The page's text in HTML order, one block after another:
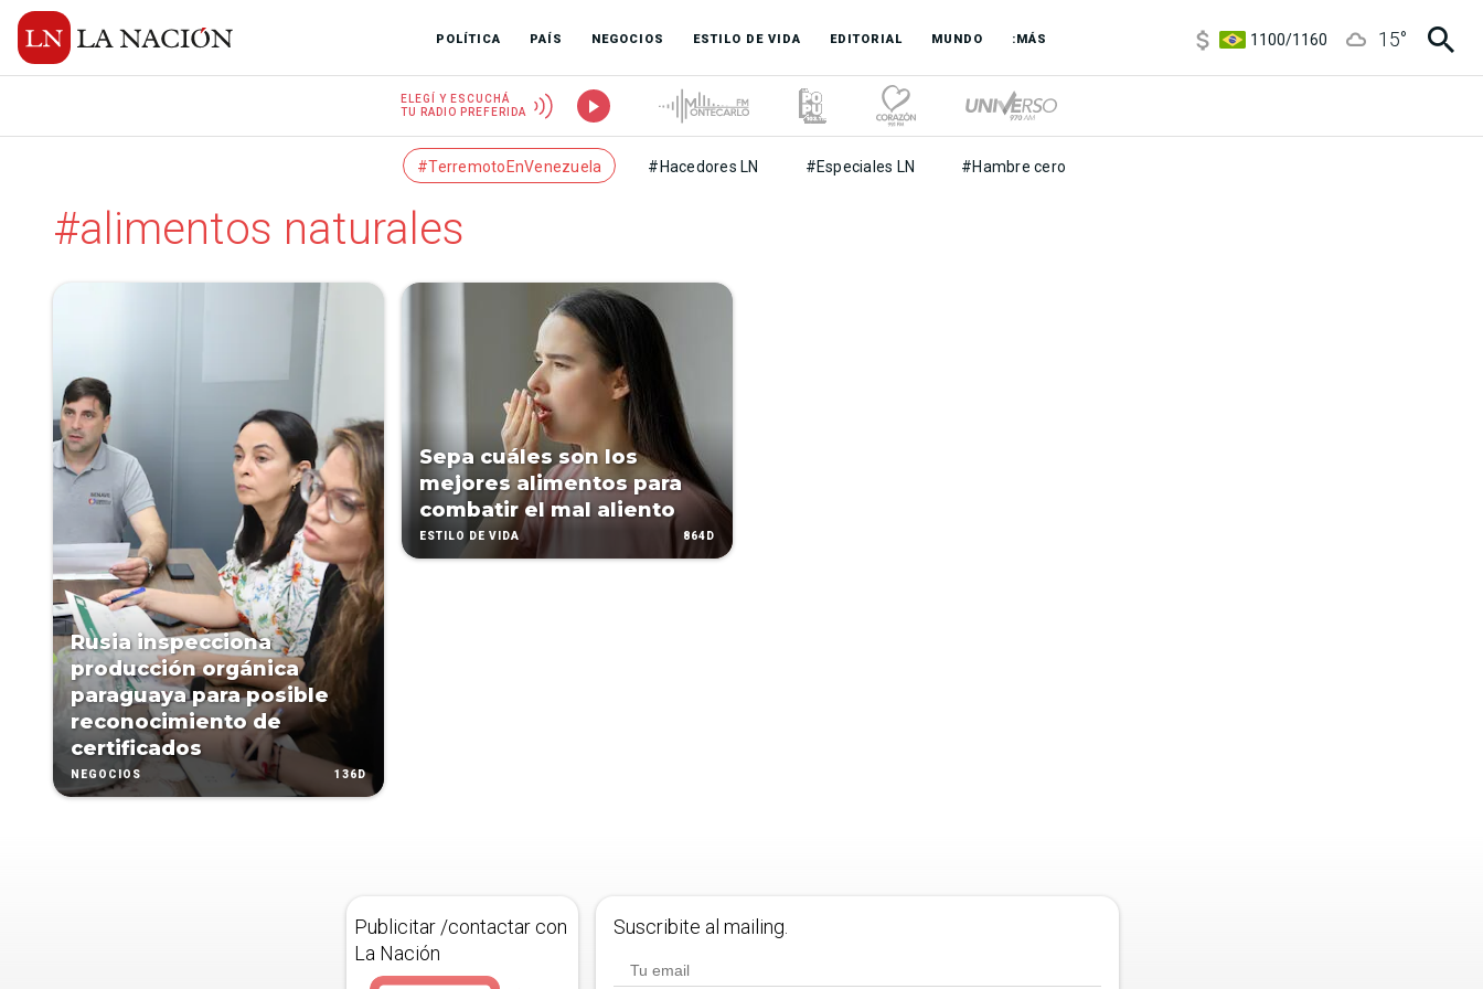
POLÍTICA PAÍS NEGOCIOS ESTILO DE VIDA EDITORIAL MUNDO :MÁS
1100/1160
15°
ELEGÍ Y ESCUCHÁ
TU RADIO PREFERIDA
#TerremotoEnVenezuela #Hacedores LN #Especiales LN #Hambre cero
#alimentos naturales
Rusia inspecciona
producción orgánica
paraguaya para posible
reconocimiento de
certificados
NEGOCIOS 136D
Sepa cuáles son los
mejores alimentos para
combatir el mal aliento
ESTILO DE VIDA 864D
Publicitar /contactar con
La Nación
Suscribite al mailing.